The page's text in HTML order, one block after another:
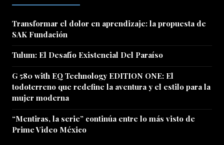
Transformar el dolor en aprendizaje: la propuesta de
SAK Fundación
Tulum: El Desafío Existencial Del Paraíso
G 580 with EQ Technology EDITION ONE: El
todoterreno que redefine la aventura y el estilo para la
mujer moderna
“Mentiras, la serie” continúa entre lo más visto de
Prime Video México